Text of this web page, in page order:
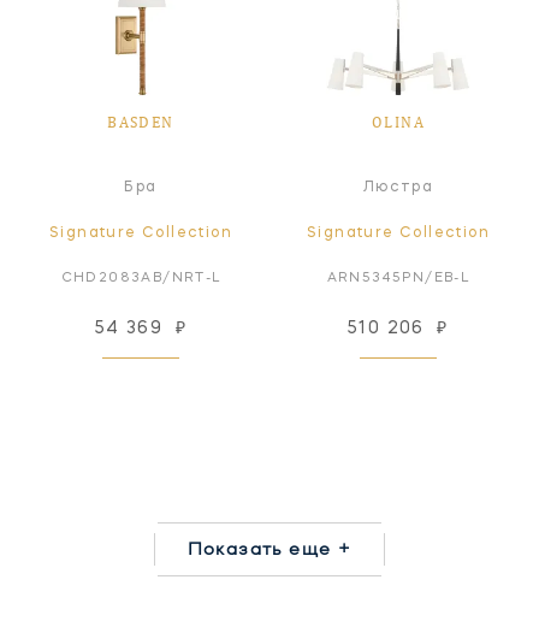
BASDEN
Бра
Signature Collection
CHD2083AB/NRT-L
54 369 ₽
OLINA
Люстра
Signature Collection
ARN5345PN/EB-L
510 206 ₽
Показать еще +